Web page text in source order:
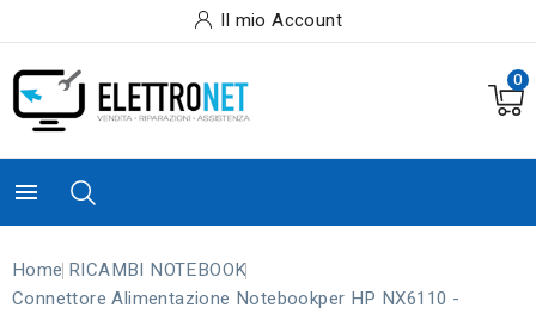
Il mio Account
0

Home RICAMBI NOTEBOOK
Connettore Alimentazione Notebookper HP NX6110 -